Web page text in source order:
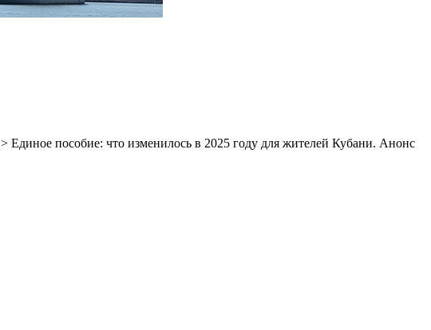
> Единое пособие: что изменилось в 2025 году для жителей Кубани. Анонс